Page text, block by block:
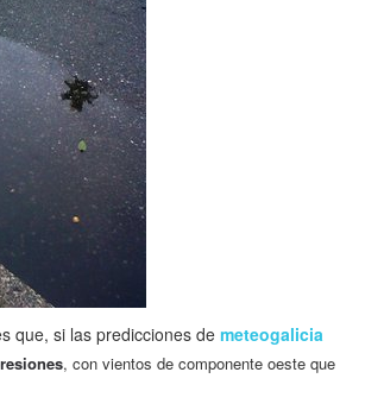
que, si las predicciones demeteogalicia
, con vientos de componente oeste que